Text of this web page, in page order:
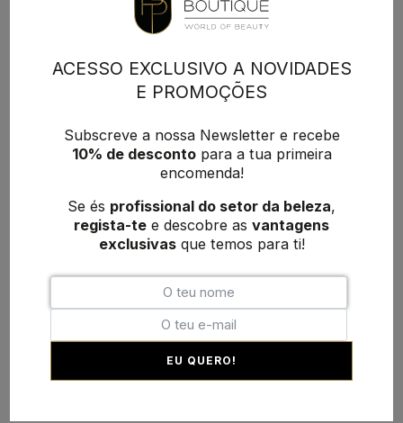
ACESSO EXCLUSIVO A NOVIDADES
E PROMOÇÕES
Subscreve a nossa Newsletter e recebe
10% de descontopara a tua primeira
encomenda!
Se és profissional do setor da beleza,
regista-te e descobre as vantagens
exclusivasque temos para ti!
EU QUERO!